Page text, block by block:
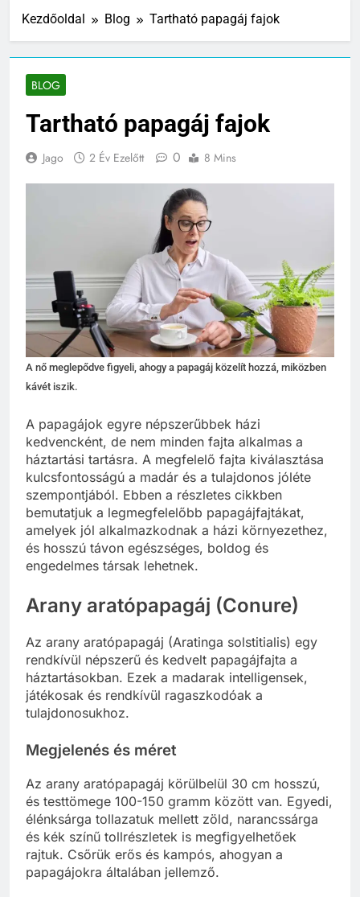
Kezdőoldal Blog Tartható papagáj fajok
BLOG
Tartható papagáj fajok
Jago 2 Év Ezelőtt 0 8 Mins
A nő meglepődve figyeli, ahogy a papagáj közelít hozzá, miközben
kávét iszik.
A papagájok egyre népszerűbbek házi
kedvencként, de nem minden fajta alkalmas a
háztartási tartásra. A megfelelő fajta kiválasztása
kulcsfontosságú a madár és a tulajdonos jóléte
szempontjából. Ebben a részletes cikkben
bemutatjuk a legmegfelelőbb papagájfajtákat,
amelyek jól alkalmazkodnak a házi környezethez,
és hosszú távon egészséges, boldog és
engedelmes társak lehetnek.
Arany aratópapagáj (Conure)
Az arany aratópapagáj (Aratinga solstitialis) egy
rendkívül népszerű és kedvelt papagájfajta a
háztartásokban. Ezek a madarak intelligensek,
játékosak és rendkívül ragaszkodóak a
tulajdonosukhoz.
Megjelenés és méret
Az arany aratópapagáj körülbelül 30 cm hosszú,
és testtömege 100-150 gramm között van. Egyedi,
élénksárga tollazatuk mellett zöld, narancssárga
és kék színű tollrészletek is megfigyelhetőek
rajtuk. Csőrük erős és kampós, ahogyan a
papagájokra általában jellemző.